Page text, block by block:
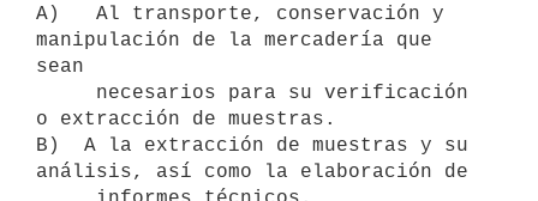
A)   Al transporte, conservación y
manipulación de la mercadería que
sean
o extracción de muestras.
B)  A la extracción de muestras y su
análisis, así como la elaboración de